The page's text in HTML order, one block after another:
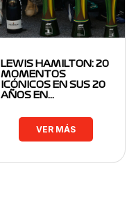
LEWIS HAMILTON: 20
MOMENTOS
ICÓNICOS EN SUS 20
AÑOS EN…
VER MÁS